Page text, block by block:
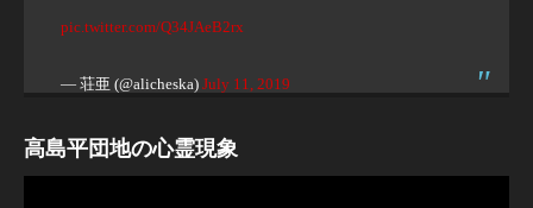
pic.twitter.com/Q34JAeB2rx
— 荘亜 (@alicheska) July 11, 2019
高島平団地の心霊現象